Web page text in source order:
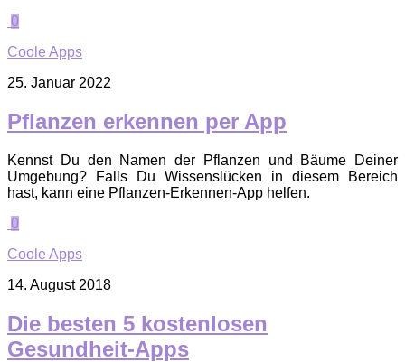
0
Coole Apps
25. Januar 2022
Pflanzen erkennen per App
Kennst Du den Namen der Pflanzen und Bäume Deiner
Umgebung? Falls Du Wissenslücken in diesem Bereich
hast, kann eine Pflanzen-Erkennen-App helfen.
0
Coole Apps
14. August 2018
Die besten 5 kostenlosen
Gesundheit-Apps